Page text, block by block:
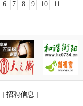
6 7 8 9 10
11
| 招聘信息 |